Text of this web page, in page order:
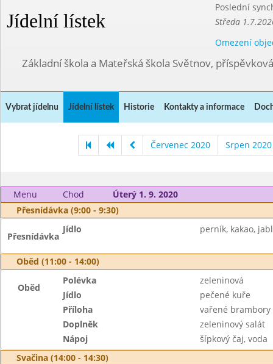
Jídelní lístek
Poslední
Středa
Omezení
Základní škola a Mateřská škola Světnov,
Vybrat jídelnu Jídelní lístek Historie Kontakty a informace
Červenec 2020 Srpen 2020
Menu Chod
Úterý 1. 9. 2020
Přesnídávka (9:00 - 9:30)
Přesnídávka
Jídlo perník, kakao,
Oběd (11:00 - 14:00)
Oběd
Polévka
zeleninová
Jídlo
pečené kuře
Příloha
vařené brambory
Doplněk
zeleninový salát
Nápoj
šípkový čaj, voda
Svačina (14:00 - 14:30)